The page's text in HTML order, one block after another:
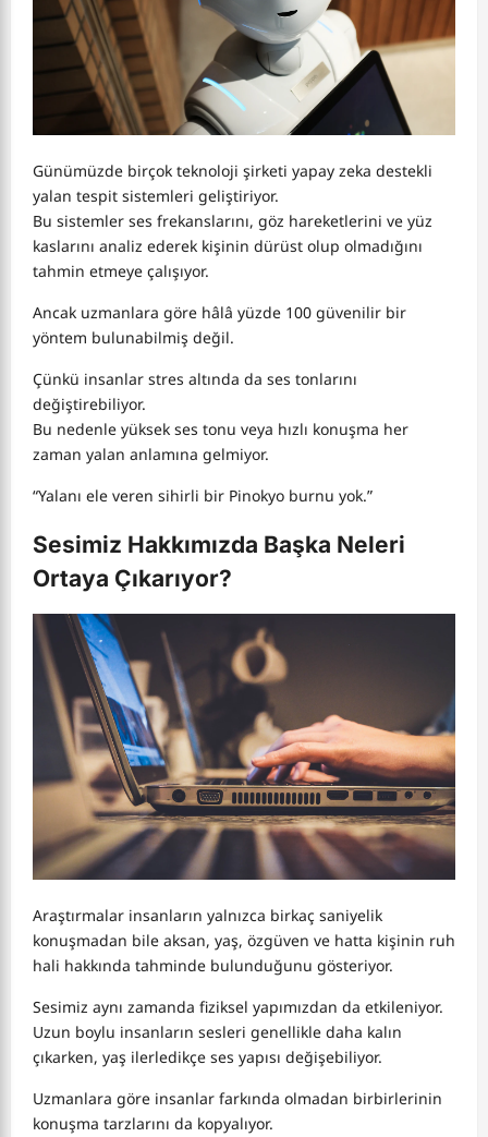
Günümüzde birçok teknoloji şirketi yapay zeka destekli
yalan tespit sistemleri geliştiriyor.
Bu sistemler ses frekanslarını, göz hareketlerini ve yüz
kaslarını analiz ederek kişinin dürüst olup olmadığını
tahmin etmeye çalışıyor.
Ancak uzmanlara göre hâlâ yüzde 100 güvenilir bir
yöntem bulunabilmiş değil.
Çünkü insanlar stres altında da ses tonlarını
değiştirebiliyor.
Bu nedenle yüksek ses tonu veya hızlı konuşma her
zaman yalan anlamına gelmiyor.
“Yalanı ele veren sihirli bir Pinokyo burnu yok.”
Sesimiz Hakkımızda Başka Neleri
Ortaya Çıkarıyor?
Araştırmalar insanların yalnızca birkaç saniyelik
konuşmadan bile aksan, yaş, özgüven ve hatta kişinin ruh
hali hakkında tahminde bulunduğunu gösteriyor.
Sesimiz aynı zamanda fiziksel yapımızdan da etkileniyor.
Uzun boylu insanların sesleri genellikle daha kalın
çıkarken, yaş ilerledikçe ses yapısı değişebiliyor.
Uzmanlara göre insanlar farkında olmadan birbirlerinin
konuşma tarzlarını da kopyalıyor.